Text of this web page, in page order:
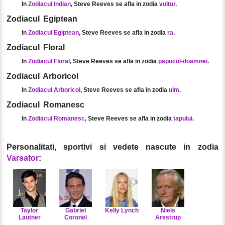
In Zodiacul Indian, Steve Reeves se afla in zodia vultur.
Zodiacul Egiptean
In Zodiacul Egiptean, Steve Reeves se afla in zodia ra.
Zodiacul Floral
In Zodiacul Floral , Steve Reeves se afla in zodia papucul-doamnei.
Zodiacul Arboricol
In Zodiacul Arboricol , Steve Reeves se afla in zodia ulm.
Zodiacul Romanesc
In Zodiacul Romanesc, Steve Reeves se afla in zodia tapului.
Personalitati, sportivi si vedete nascute in zodia
Varsator:
Taylor
Lautner
Gabriel
Coronel
Kelly Lynch
Niels
Arestrup